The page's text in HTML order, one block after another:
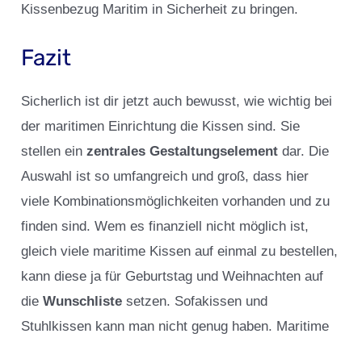
Kissenbezug Maritim in Sicherheit zu bringen.
Fazit
Sicherlich ist dir jetzt auch bewusst, wie wichtig bei
der maritimen Einrichtung die Kissen sind. Sie
stellen ein zentrales Gestaltungselementdar. Die
Auswahl ist so umfangreich und groß, dass hier
viele Kombinationsmöglichkeiten vorhanden und zu
finden sind. Wem es finanziell nicht möglich ist,
gleich viele maritime Kissen auf einmal zu bestellen,
kann diese ja für Geburtstag und Weihnachten auf
die Wunschliste setzen. Sofakissen und
Stuhlkissen kann man nicht genug haben. Maritime